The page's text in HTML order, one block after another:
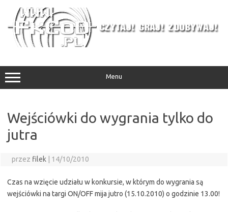
treści
Menu
Wejściówki do wygrania tylko do
jutra
przez filek 14/10/2010
Czas na wzięcie udziału w konkursie, w którym do wygrania są
wejściówki na targi ON/OFF mija jutro (15.10.2010) o godzinie 13.00!